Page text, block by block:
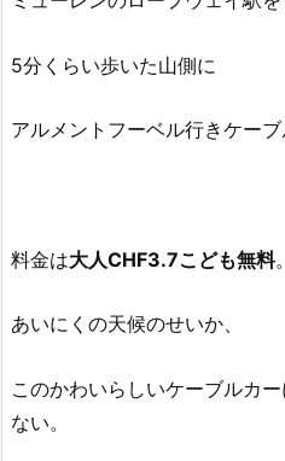
5分くらい歩いた山側に
アルメントフーベル行きケーブ
料金は大人CHF3.7こども無料。
あいにくの天候のせいか、
このかわいらしいケーブルカ
ない。